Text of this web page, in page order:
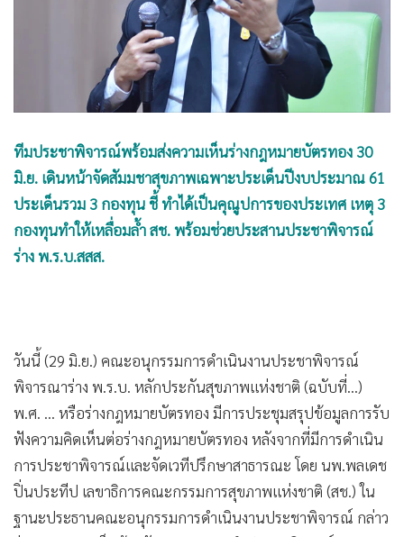
Special Scoop
• เศรษฐกิจ-ธุรกิจ
• จีน
• ชุมชน-คุณภาพชีวิต
• อาชญากรรม
• Motoring
• เกม
หุ้น
• อินโดจีน
• กองทุนรวม
•
Celeb Online
Factcheck
•
ญี่ปุ่น
• News1
ทีมประชาพิจารณ์พร้อมส่งความเห็นร่างกฎหมายบัตรทอง 30
มิ.ย. เดินหน้าจัดสัมมชาสุขภาพเฉพาะประเด็นปีงบประมาณ 61
ประเด็นรวม 3 กองทุน ชี้ ทำได้เป็นคุณูปการของประเทศ เหตุ 3
กองทุนทำให้เหลื่อมล้ำ สช. พร้อมช่วยประสานประชาพิจารณ์
ร่าง พ.ร.บ.สสส.
วันนี้ (29 มิ.ย.) คณะอนุกรรมการดำเนินงานประชาพิจารณ์
พิจารณาร่าง พ.ร.บ. หลักประกันสุขภาพแห่งชาติ (ฉบับที่...)
พ.ศ. ... หรือร่างกฎหมายบัตรทอง มีการประชุมสรุปข้อมูลการรับ
ฟังความคิดเห็นต่อร่างกฎหมายบัตรทอง หลังจากที่มีการดำเนิน
การประชาพิจารณ์และจัดเวทีปรึกษาสาธารณะ โดย นพ.พลเดช
ปิ่นประทีป เลขาธิการคณะกรรมการสุขภาพแห่งชาติ (สช.) ใน
ฐานะประธานคณะอนุกรรมการดำเนินงานประชาพิจารณ์ กล่าว